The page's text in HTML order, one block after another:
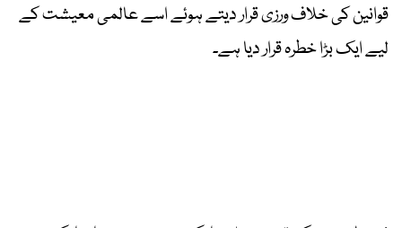
قوانین کی خلاف ورزی قرار دیتے ہوئے اسے عالمی معیشت کے
لیے ایک بڑا خطرہ قرار دیا ہے۔